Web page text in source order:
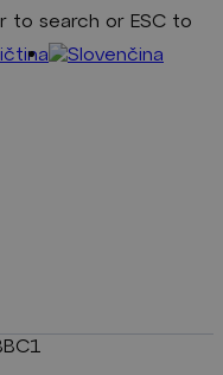
to search or ESC to